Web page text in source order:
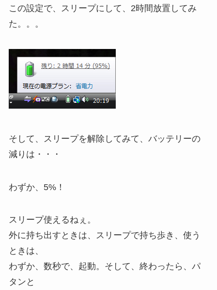
この設定で、スリープにして、2時間放置してみ
た。。。
そして、スリープを解除してみて、バッテリーの
減りは・・・
わずか、5%！
スリープ使えるねぇ。
外に持ち出すときは、スリープで持ち歩き、使う
ときは、
わずか、数秒で、起動。そして、終わったら、パ
タンと